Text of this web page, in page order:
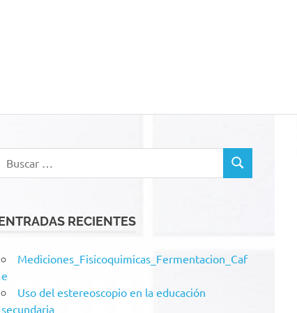
BUSCAR
RECIENTES
Mediciones_Fisicoquimicas_Fermentacion_Caf
e
Uso del estereoscopio en la educación
secundaria